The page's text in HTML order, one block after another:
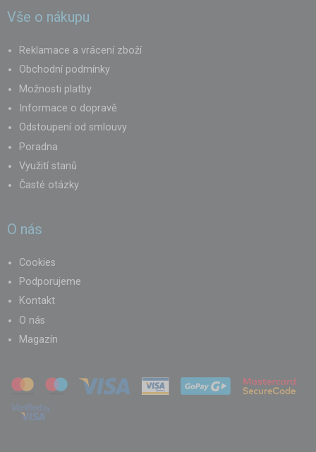
Vše o nákupu
Reklamace a vrácení zboží
Obchodní podmínky
Možnosti platby
Informace o dopravě
Odstoupení od smlouvy
Poradna
Využití stanů
Časté otázky
O nás
Cookies
Podporujeme
Kontakt
O nás
Magazín